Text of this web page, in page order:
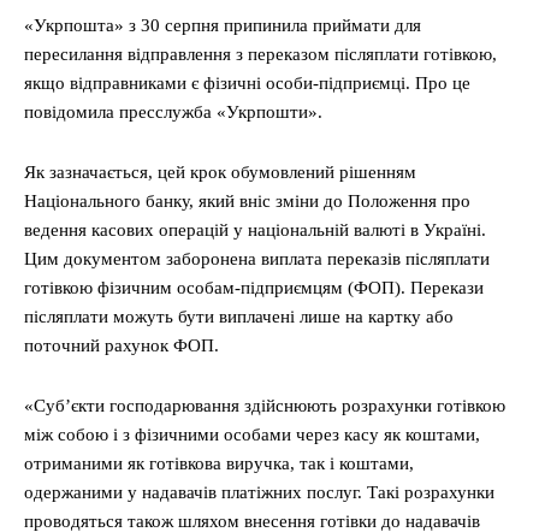
«Укрпошта» з 30 серпня припинила приймати для
пересилання відправлення з переказом післяплати готівкою,
якщо відправниками є фізичні особи-підприємці. Про це
повідомила пресслужба «Укрпошти».
Як зазначається, цей крок обумовлений рішенням
Національного банку, який вніс зміни до Положення про
ведення касових операцій у національній валюті в Україні.
Цим документом заборонена виплата переказів післяплати
готівкою фізичним особам-підприємцям (ФОП). Перекази
післяплати можуть бути виплачені лише на картку або
поточний рахунок ФОП.
«Суб’єкти господарювання здійснюють розрахунки готівкою
між собою і з фізичними особами через касу як коштами,
отриманими як готівкова виручка, так і коштами,
одержаними у надавачів платіжних послуг. Такі розрахунки
проводяться також шляхом внесення готівки до надавачів